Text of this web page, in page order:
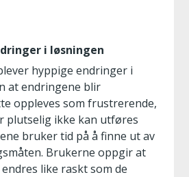
i løsningen
hyppige endringer i
at endringene blir
oppleves som frustrerende,
plutselig ikke kan utføres
bruker tid på å finne ut av
Brukerne oppgir at
like raskt som de